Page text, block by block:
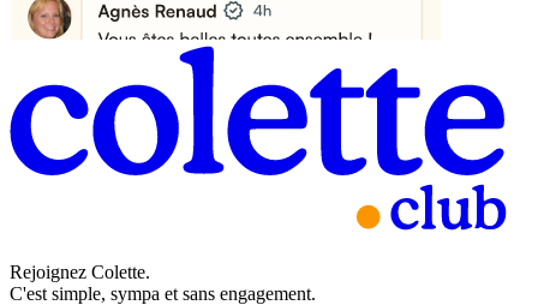
Rejoignez Colette.
C'est simple, sympa et sans engagement.